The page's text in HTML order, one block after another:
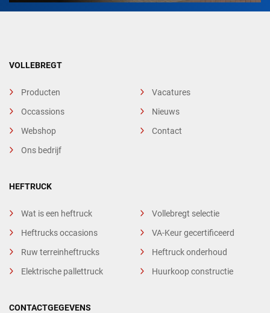
VOLLEBREGT
Producten
Occassions
Webshop
Ons bedrijf
Vacatures
Nieuws
Contact
HEFTRUCK
Wat is een heftruck
Heftrucks occasions
Ruw terreinheftrucks
Elektrische pallettruck
Vollebregt selectie
VA-Keur gecertificeerd
Heftruck onderhoud
Huurkoop constructie
CONTACTGEGEVENS